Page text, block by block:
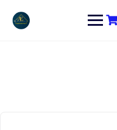
contenido